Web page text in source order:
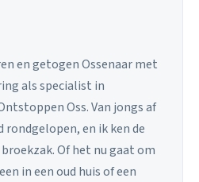
en getogen Ossenaar met
als specialist in
Oss. Van jongs af
rondgelopen, en ik ken de
Of het nu gaat om
in een oud huis of een